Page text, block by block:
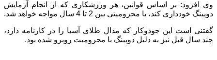
وی افزود: بر اساس قوانین، هر ورزشکاری که از انجام آزمایش
دوپینگ خودداری کند، با محرومیتی بین 2 تا 4 سال مواجه خواهد شد.
گفتنی است این جودوکار که مدال طلای آسیا را در کارنامه دارد،
چند سال قبل نیز به دلیل دوپینگ با محرومیت روبرو شده بود.